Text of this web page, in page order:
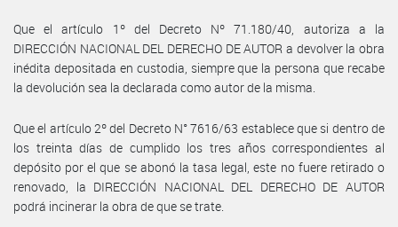
Que el artículo 1º del Decreto Nº 71.180/40, autoriza a la
DIRECCIÓN NACIONAL DEL DERECHO DE AUTOR a devolver la obra
inédita depositada en custodia, siempre que la persona que recabe
la devolución sea la declarada como autor de la misma.
Que el artículo 2º del Decreto N° 7616/63 establece que si dentro de
los treinta días de cumplido los tres años correspondientes al
depósito por el que se abonó la tasa legal, este no fuere retirado o
renovado, la DIRECCIÓN NACIONAL DEL DERECHO DE AUTOR
podrá incinerar la obra de que se trate.